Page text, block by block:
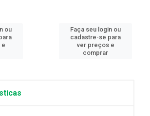
ou
e
Faça seu login ou
cadastre-se para
ver preços e
comprar